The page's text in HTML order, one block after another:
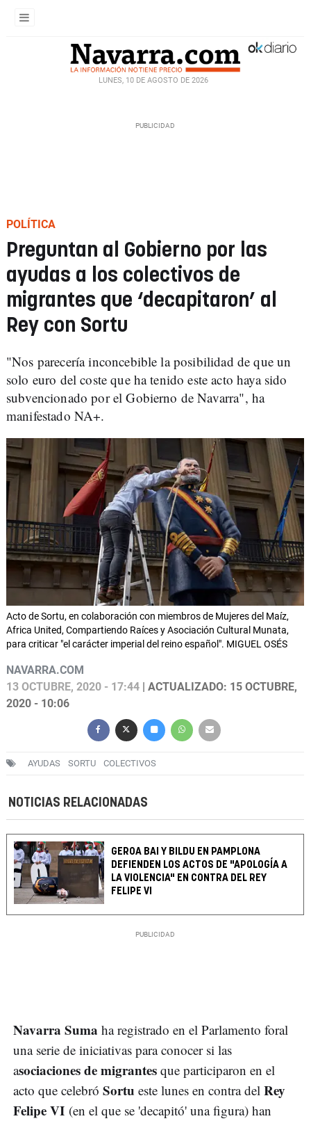
LUNES, 10 DE AGOSTO DE 2026
POLÍTICA
Preguntan al Gobierno por las
ayudas a los colectivos de
migrantes que ‘decapitaron’ al
Rey con Sortu
"Nos parecería inconcebible la posibilidad de que un
solo euro del coste que ha tenido este acto haya sido
subvencionado por el Gobierno de Navarra", ha
manifestado NA+.
Acto de Sortu, en colaboración con miembros de Mujeres del Maíz,
Africa United, Compartiendo Raíces y Asociación Cultural Munata,
para criticar "el carácter imperial del reino español". MIGUEL OSÉS
NAVARRA.COM
13 OCTUBRE, 2020 - 17:44 | ACTUALIZADO: 15 OCTUBRE,
2020 - 10:06
AYUDAS SORTU COLECTIVOS
NOTICIAS RELACIONADAS
GEROA BAI Y BILDU EN PAMPLONA
DEFIENDEN LOS ACTOS DE "APOLOGÍA A
LA VIOLENCIA" EN CONTRA DEL REY
FELIPE VI
Navarra Suma ha registrado en el Parlamento foral
una serie de iniciativas para conocer si las
asociaciones de migrantes que participaron en el
acto que celebró Sortu este lunes en contra del Rey
Felipe VI (en el que se 'decapitó' una figura) han